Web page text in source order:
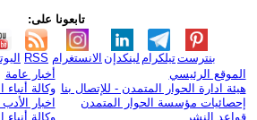
تابعونا على:
RSS الانستغرام لينكدإن تيلكرامبنترست
الموقع الرئيسي
هيئة ادارة الحوار المتمدن - للإتصال بنا
إحصائيات مؤسسة الحوار المتمدن
قواعد النشر
أخبار عامة
وكالة أنباء
اخبار
وكالة أنباء